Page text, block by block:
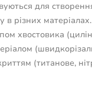
для
в різних
хвостовика
(титанове,